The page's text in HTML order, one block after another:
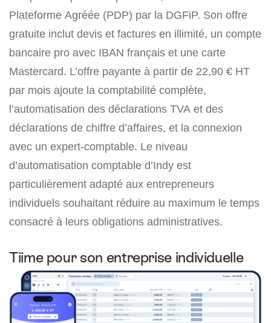
Plateforme Agréée (PDP) par la DGFiP. Son offre
gratuite inclut devis et factures en illimité, un compte
bancaire pro avec IBAN français et une carte
Mastercard. L’offre payante à partir de 22,90 € HT
par mois ajoute la comptabilité complète,
l’automatisation des déclarations TVA et des
déclarations de chiffre d’affaires, et la connexion
avec un expert-comptable. Le niveau
d’automatisation comptable d’Indy est
particulièrement adapté aux entrepreneurs
individuels souhaitant réduire au maximum le temps
consacré à leurs obligations administratives.
Tiime pour son entreprise individuelle